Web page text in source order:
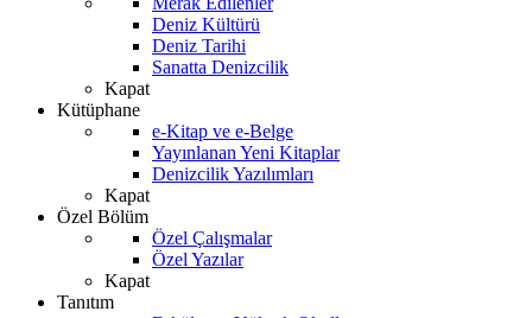
Deniz Kültürü
Deniz Tarihi
Sanatta Denizcilik
Kapat
Kütüphane
e-Kitap ve e-Belge
Yayınlanan Yeni Kitaplar
Denizcilik Yazılımları
Kapat
Özel Bölüm
Özel Çalışmalar
Özel Yazılar
Kapat
Tanıtım